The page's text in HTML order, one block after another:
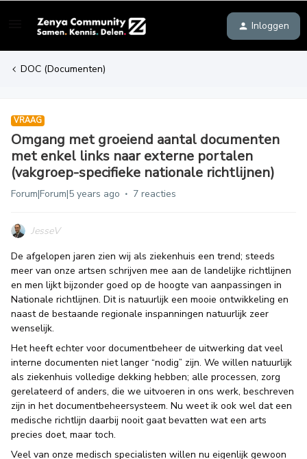
Inloggen
DOC (Documenten)
VRAAG
Omgang met groeiend aantal documenten
met enkel links naar externe portalen
(vakgroep-specifieke nationale richtlijnen)
Forum|Forum|5 years ago 7 reacties
JesseV
De afgelopen jaren zien wij als ziekenhuis een trend; steeds
meer van onze artsen schrijven mee aan de landelijke richtlijnen
en men lijkt bijzonder goed op de hoogte van aanpassingen in
Nationale richtlijnen. Dit is natuurlijk een mooie ontwikkeling en
naast de bestaande regionale inspanningen natuurlijk zeer
wenselijk.
Het heeft echter voor documentbeheer de uitwerking dat veel
interne documenten niet langer “nodig” zijn. We willen natuurlijk
als ziekenhuis volledige dekking hebben; alle processen, zorg
gerelateerd of anders, die we uitvoeren in ons werk, beschreven
zijn in het documentbeheersysteem. Nu weet ik ook wel dat een
medische richtlijn daarbij nooit gaat bevatten wat een arts
precies doet, maar toch.
Veel van onze medisch specialisten willen nu eigenlijk gewoon